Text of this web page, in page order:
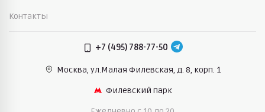
Контакты
+7 (495) 788-77-50
Москва, ул.Малая Филевская, д. 8, корп. 1
Филевский парк